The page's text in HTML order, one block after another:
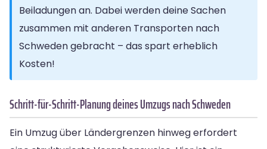
Beiladungen an. Dabei werden deine Sachen
zusammen mit anderen Transporten nach
Schweden gebracht – das spart erheblich
Kosten!
Schritt-für-Schritt-Planung deines Umzugs nach Schweden
Ein Umzug über Ländergrenzen hinweg erfordert